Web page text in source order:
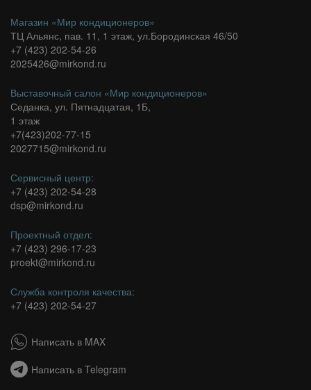
Магазин «Мир кондиционеров»
ТЦ Альянс, пав. 11, 1 этаж, ул.Бородинская 46/50
+7 (423) 202-54-26
2025426@mirkond.ru
Выставочный салон «Мир кондиционеров»
Седанка, ул. Пятнадцатая, 1Б,
1 этаж
+7(423)202-77-15
2027715@mirkond.ru
Сервисный центр:
+7 (423) 202-54-28
dsp@mirkond.ru
Проектный отдел:
+7 (423) 296-17-23
proekt@mirkond.ru
Служба контроля качества:
+7 (423) 202-54-27
Написать в MAX
Написать в Telegram